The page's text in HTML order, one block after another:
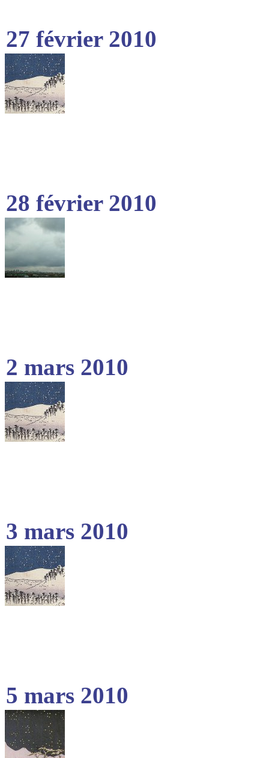
27 février 2010
28 février 2010
2 mars 2010
3 mars 2010
5 mars 2010